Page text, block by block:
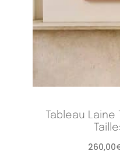
Tableau
260,00